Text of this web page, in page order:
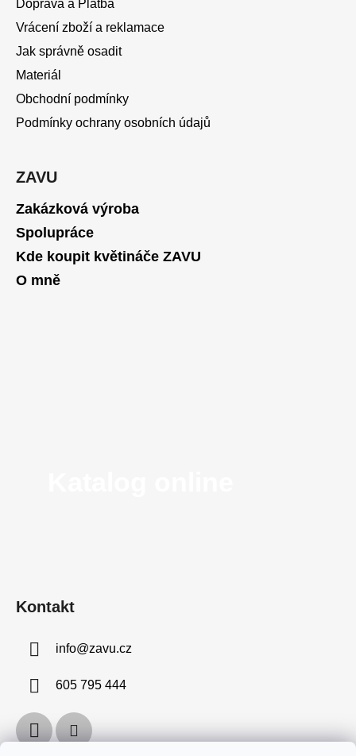
Doprava a Platba
Vrácení zboží a reklamace
Jak správně osadit
Materiál
Obchodní podmínky
Podmínky ochrany osobních údajů
ZAVU
Zakázková výroba
Spolupráce
Kde koupit květináče ZAVU
O mně
Kontakt
info@zavu.cz
605 795 444